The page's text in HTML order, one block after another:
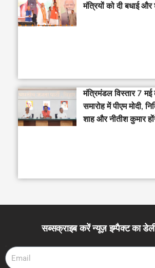
मंत्रियों को दी बधाई
मंत्रिमंडल विस्तार 7
समारोह में पीएम मोदी,
शाह और नीतीश कुमार
सब्सक्राइब करें न्यूज़ इम्पैक्ट का